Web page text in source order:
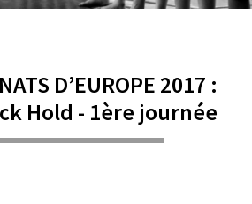
D’EUROPE 2017 :
Hold - 1ère journée